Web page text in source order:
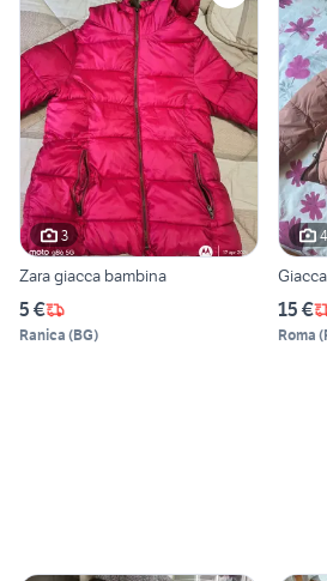
3
Zara giacca bambina
5 €
Ranica (BG)
4
Giacca
15 €
Roma (